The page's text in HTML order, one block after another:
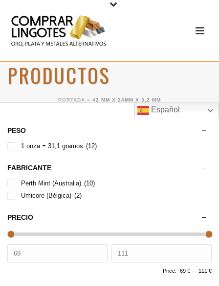
PRODUCTOS
PORTADA » 42 MM X 24MM X 3,2 MM
Español
PESO
1 onza = 31,1 gramos (12)
FABRICANTE
Perth Mint (Australia) (10)
Umicore (Bélgica) (2)
PRECIO
Price: 69 € — 111 €